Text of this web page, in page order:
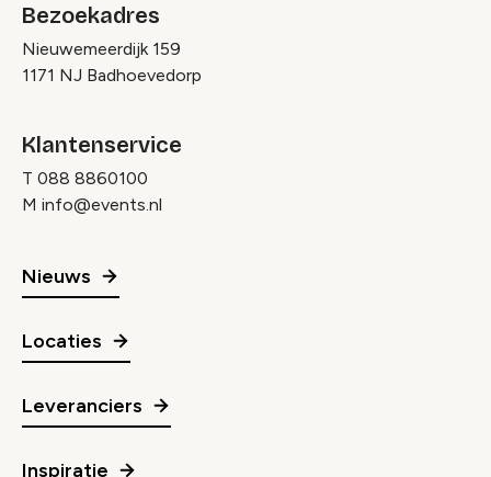
Bezoekadres
Nieuwemeerdijk 159
1171 NJ Badhoevedorp
Klantenservice
T 088 8860100
M info@events.nl
Nieuws
Locaties
Leveranciers
Inspiratie